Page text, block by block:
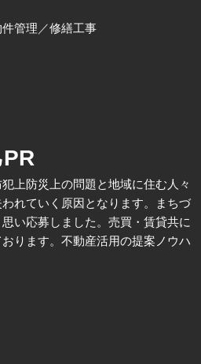
管理 修繕工事
上防災上の問題と地域に住む人々
れていく原因となります。まちづ
い応募しました。売買・賃貸共に
ります。不動産活用の提案ノウハ